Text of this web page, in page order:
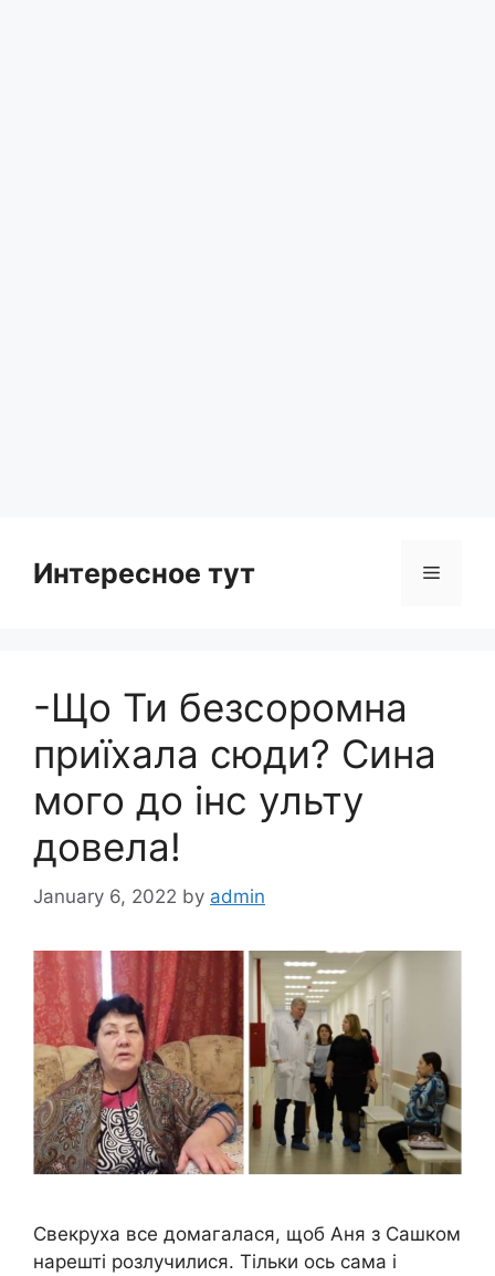
Интересное тут Menu
-Що Ти безcоромна
приїхала сюди? Сина
мого до інс yльту
довела!
January 6, 2022 by admin
Свекpуха все домагалася, щоб Аня з Сашком
нарешті розлyчилися. Тільки ось сама і